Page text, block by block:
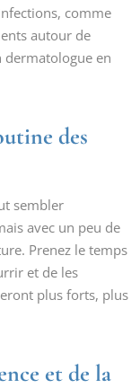
comme
autour de
dermatologue en
des
sembler
avec un peu de
Prenez le temps
et de les
plus forts, plus
et de la